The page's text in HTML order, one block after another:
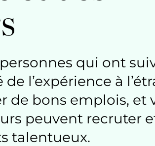
qui ont
l’expérience à
de bons emplois, et
peuvent recruter
talentueux.